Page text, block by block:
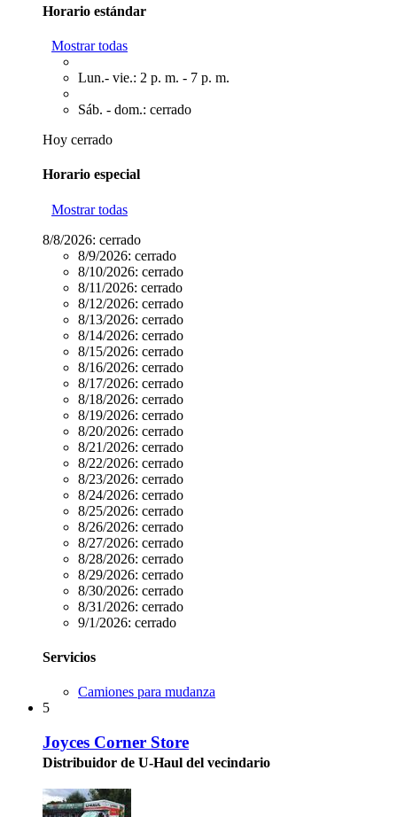
Horario estándar
Mostrar todas
Lun.- vie.: 2 p. m. - 7 p. m.
Sáb. - dom.: cerrado
Hoy cerrado
Horario especial
Mostrar todas
8/8/2026: cerrado
8/9/2026: cerrado
8/10/2026: cerrado
8/11/2026: cerrado
8/12/2026: cerrado
8/13/2026: cerrado
8/14/2026: cerrado
8/15/2026: cerrado
8/16/2026: cerrado
8/17/2026: cerrado
8/18/2026: cerrado
8/19/2026: cerrado
8/20/2026: cerrado
8/21/2026: cerrado
8/22/2026: cerrado
8/23/2026: cerrado
8/24/2026: cerrado
8/25/2026: cerrado
8/26/2026: cerrado
8/27/2026: cerrado
8/28/2026: cerrado
8/29/2026: cerrado
8/30/2026: cerrado
8/31/2026: cerrado
9/1/2026: cerrado
Servicios
Camiones para mudanza
5
Joyces Corner Store
Distribuidor de U-Haul del vecindario